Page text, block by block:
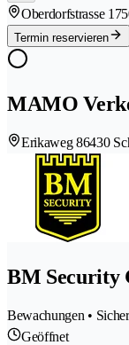
Oberdorfstrasse 17
Termin reservieren
MAMO
Erikaweg 86430
BM Security
Bewachungen •
Geöffnet